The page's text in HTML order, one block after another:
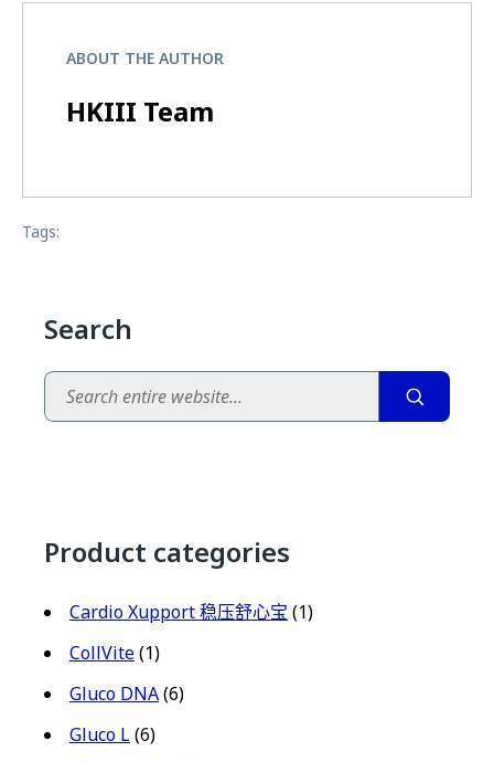
ABOUT THE AUTHOR
HKIII Team
Tags:
Search
Search
Product categories
Cardio Xupport 稳压舒心宝 (1)
CollVite(1)
Gluco DNA(6)
Gluco L(6)